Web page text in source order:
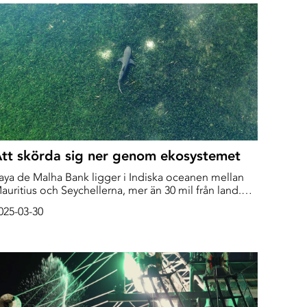
skörda sig ner genom ekosystemet
de Malha Bank ligger i Indiska oceanen mellan
och Seychellerna, mer än 30 mil från land.
och är en av världens största sjögräsängar,
03-30